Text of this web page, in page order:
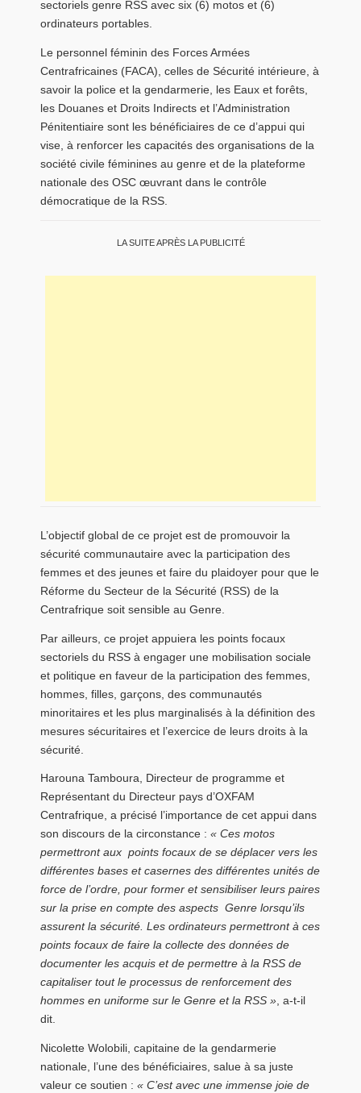
sectoriels genre RSS avec six (6) motos et (6)
ordinateurs portables.
Le personnel féminin des Forces Armées
Centrafricaines (FACA), celles de Sécurité intérieure, à
savoir la police et la gendarmerie, les Eaux et forêts,
les Douanes et Droits Indirects et l’Administration
Pénitentiaire sont les bénéficiaires de ce d’appui qui
vise, à renforcer les capacités des organisations de la
société civile féminines au genre et de la plateforme
nationale des OSC œuvrant dans le contrôle
démocratique de la RSS.
LA SUITE APRÈS LA PUBLICITÉ
L’objectif global de ce projet est de promouvoir la
sécurité communautaire avec la participation des
femmes et des jeunes et faire du plaidoyer pour que le
Réforme du Secteur de la Sécurité (RSS) de la
Centrafrique soit sensible au Genre.
Par ailleurs, ce projet appuiera les points focaux
sectoriels du RSS à engager une mobilisation sociale
et politique en faveur de la participation des femmes,
hommes, filles, garçons, des communautés
minoritaires et les plus marginalisés à la définition des
mesures sécuritaires et l’exercice de leurs droits à la
sécurité.
Harouna Tamboura, Directeur de programme et
Représentant du Directeur pays d’OXFAM
Centrafrique, a précisé l’importance de cet appui dans
son discours de la circonstance : « Ces motos
permettront aux points focaux de se déplacer vers les
différentes bases et casernes des différentes unités de
force de l’ordre, pour former et sensibiliser leurs paires
sur la prise en compte des aspects Genre lorsqu’ils
assurent la sécurité. Les ordinateurs permettront à ces
points focaux de faire la collecte des données de
documenter les acquis et de permettre à la RSS de
capitaliser tout le processus de renforcement des
hommes en uniforme sur le Genre et la RSS », a-t-il
dit.
Nicolette Wolobili, capitaine de la gendarmerie
nationale, l’une des bénéficiaires, salue à sa juste
valeur ce soutien : « C’est avec une immense joie de